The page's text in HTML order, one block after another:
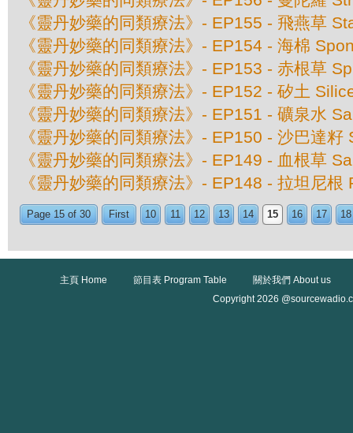
《靈丹妙藥的同類療法》- EP155 - 飛燕草
《靈丹妙藥的同類療法》- EP154 - 海棉
《靈丹妙藥的同類療法》- EP153 - 赤根草
《靈丹妙藥的同類療法》- EP152 - 矽土
《靈丹妙藥的同類療法》- EP151 - 礦泉水
《靈丹妙藥的同類療法》- EP150 - 沙巴達
《靈丹妙藥的同類療法》- EP149 - 血根草
《靈丹妙藥的同類療法》- EP148 - 拉坦尼
Page 15 of 30 First 10 11 12 13 14 15 16 17 18
主頁 Home 節目表 Program Table
關於我們 About us
Copyright 2026